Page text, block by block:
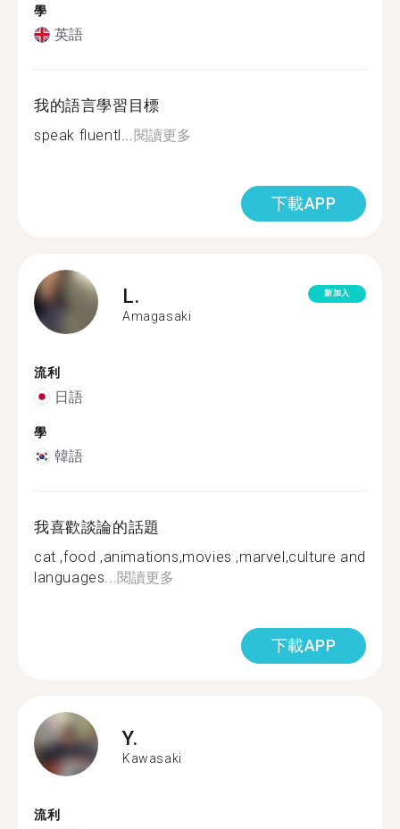
學
英語
我的語言學習目標
speak fluentl...閱讀更多
下載APP
L.
Amagasaki
新加入
流利
日語
學
韓語
我喜歡談論的話題
cat ,food ,animations,movies ,marvel,culture and
languages...閱讀更多
下載APP
Y.
Kawasaki
流利